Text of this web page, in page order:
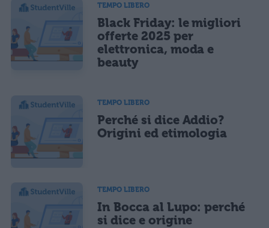
TEMPO LIBERO
Black Friday: le migliori
offerte 2025 per
elettronica, moda e
beauty
TEMPO LIBERO
Perché si dice Addio?
Origini ed etimologia
TEMPO LIBERO
In Bocca al Lupo: perché
si dice e origine